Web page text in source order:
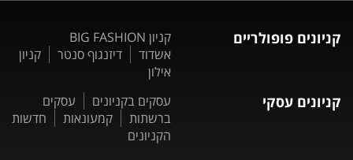
קניונים פופולריים
קניון BIG FASHION
אשדוד
דיזנגוף סנטר
קניון
אילון
קניונים עסקי עסקים בקניונים
עסקים
ברשתות
קמעונאות
חדשות
הקניונים